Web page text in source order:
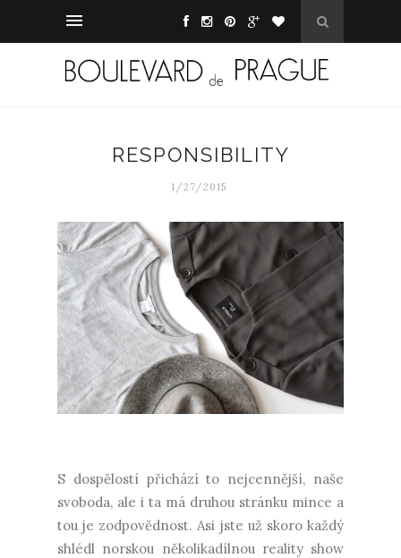
RESPONSIBILITY
1/27/2015
S dospělostí přichází to nejcennější, naše
svoboda, ale i ta má druhou stránku mince a
tou je zodpovědnost. Asi jste už skoro každý
shlédl norskou několikadílnou reality show